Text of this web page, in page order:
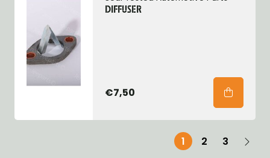
DIFFUSER
€7,50
1 2 3